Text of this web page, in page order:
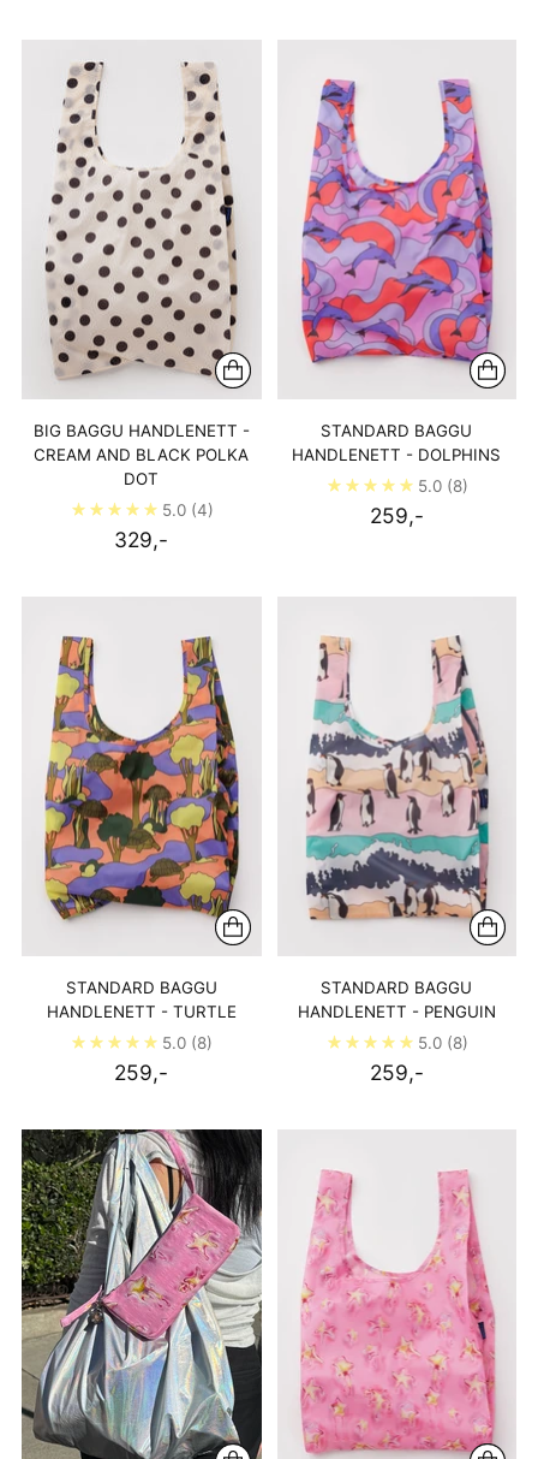
BIG BAGGU HANDLENETT -
CREAM AND BLACK POLKA
DOT
5.0 (4)
329,-
STANDARD BAGGU
HANDLENETT - DOLPHINS
5.0 (8)
259,-
STANDARD BAGGU
HANDLENETT - TURTLE
5.0 (8)
259,-
STANDARD BAGGU
HANDLENETT - PENGUIN
5.0 (8)
259,-